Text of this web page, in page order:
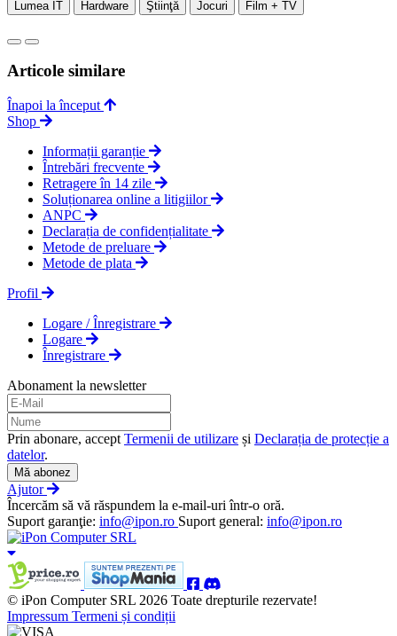
Lumea IT
Hardware Ştiinţă Jocuri Film + TV
Articole similare
Înapoi la început
Shop
Informații garanție
Întrebări frecvente
Retragere în 14 zile
Soluționarea online a litigiilor
ANPC
Declarația de confidențialitate
Metode de preluare
Metode de plata
Profil
Logare / Înregistrare
Logare
Înregistrare
Abonament la newsletter
Prin abonare, accept Termenii de utilizare și Declarația de protecție a
datelor.
Mă abonez
Ajutor
Încercăm să vă răspundem la e-mail-uri într-o oră.
Suport garanţie: info@ipon.ro Suport general: info@ipon.ro
© iPon Computer SRL 2026 Toate drepturile rezervate!
Impressum Termeni și condiții